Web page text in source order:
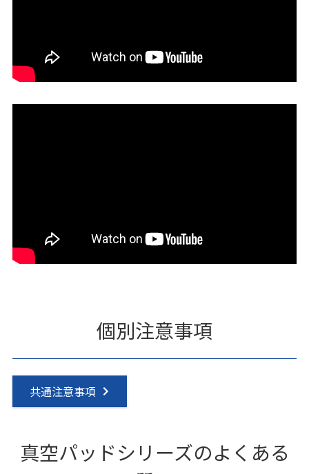
個別注意事項
共通注意事項
真空パッドシリーズのよくある